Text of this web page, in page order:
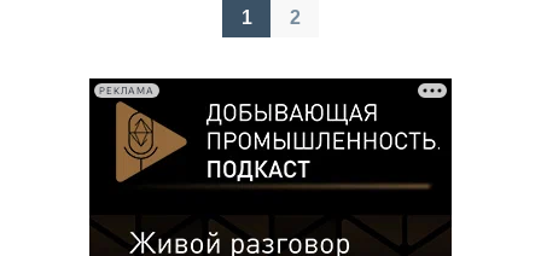
Пагинация
1 2
РЕКЛАМА